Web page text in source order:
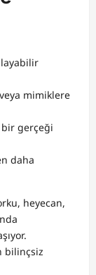
mimiklere
bir gerçeği
daha
heyecan,
bilinçsiz